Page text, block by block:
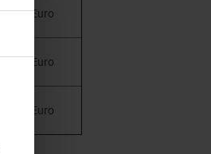
Euro
Euro
Euro